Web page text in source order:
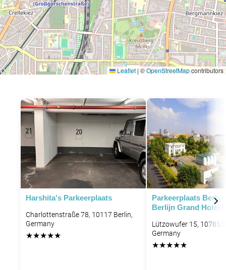
Leaflet | ©OpenStreetMapcontributors
Harshita's Parkeerplaats
Charlottenstraße 78, 10117 Berlin,
Germany
★★★★★
Parkeerplaats
Berlijn Grand Hotel
Lützowufer 15, 10785
Germany
★★★★★